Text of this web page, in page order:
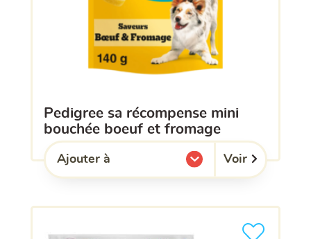
pedigree sa récompense mini
bouchée boeuf et fromage
Ajouter à
l'une de mes listes. Voir